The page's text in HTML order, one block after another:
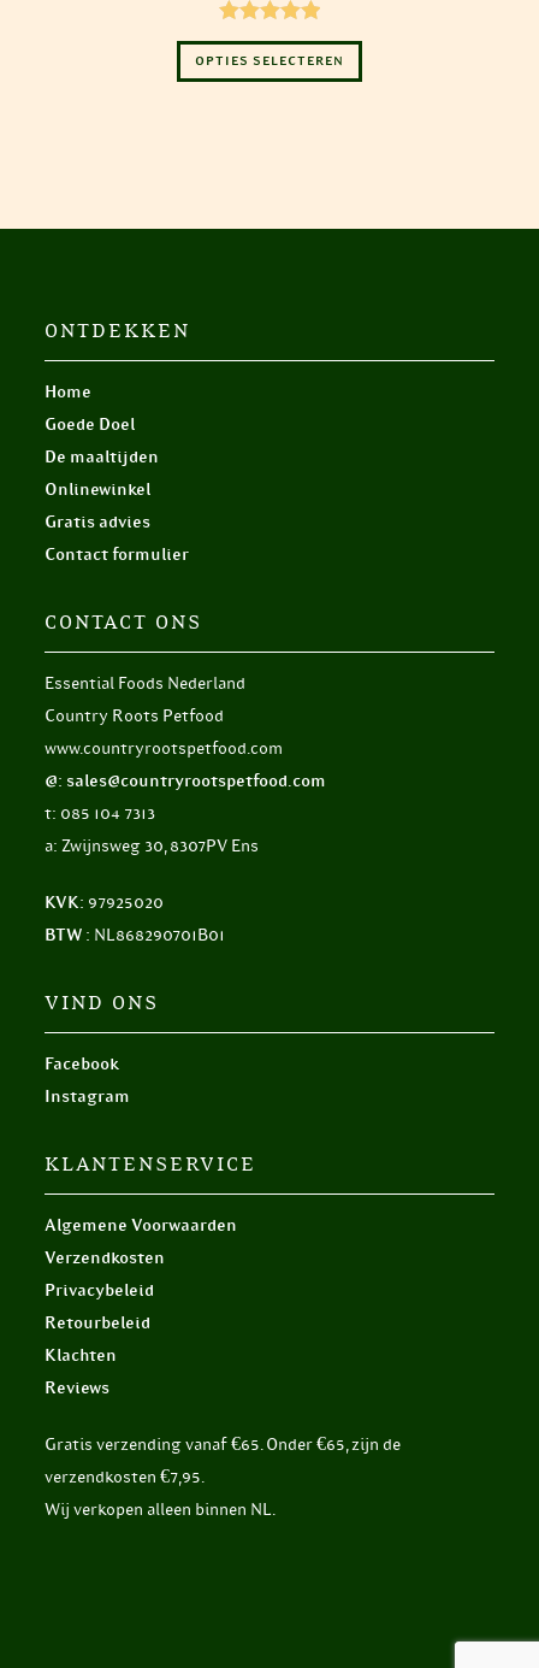
Gewaardeer
d5.00uit 5
OPTIES SELECTEREN
Dit
heeft
de
ONTDEKKEN
Home
Goede Doel
De maaltijden
Onlinewinkel
Gratis advies
Contact formulier
CONTACT ONS
Essential Foods Nederland
Country Roots Petfood
www.countryrootspetfood.com
@: sales@countryrootspetfood.com
t: 085 104 7313
a: Zwijnsweg 30, 8307PV Ens
KVK: 97925020
BTW : NL868290701B01
VIND ONS
Facebook
Instagram
KLANTENSERVICE
Algemene Voorwaarden
Verzendkosten
Privacybeleid
Retourbeleid
Klachten
Reviews
Gratis verzending vanaf €65. Onder €65, zijn de
verzendkosten €7,95.
Wij verkopen alleen binnen NL.